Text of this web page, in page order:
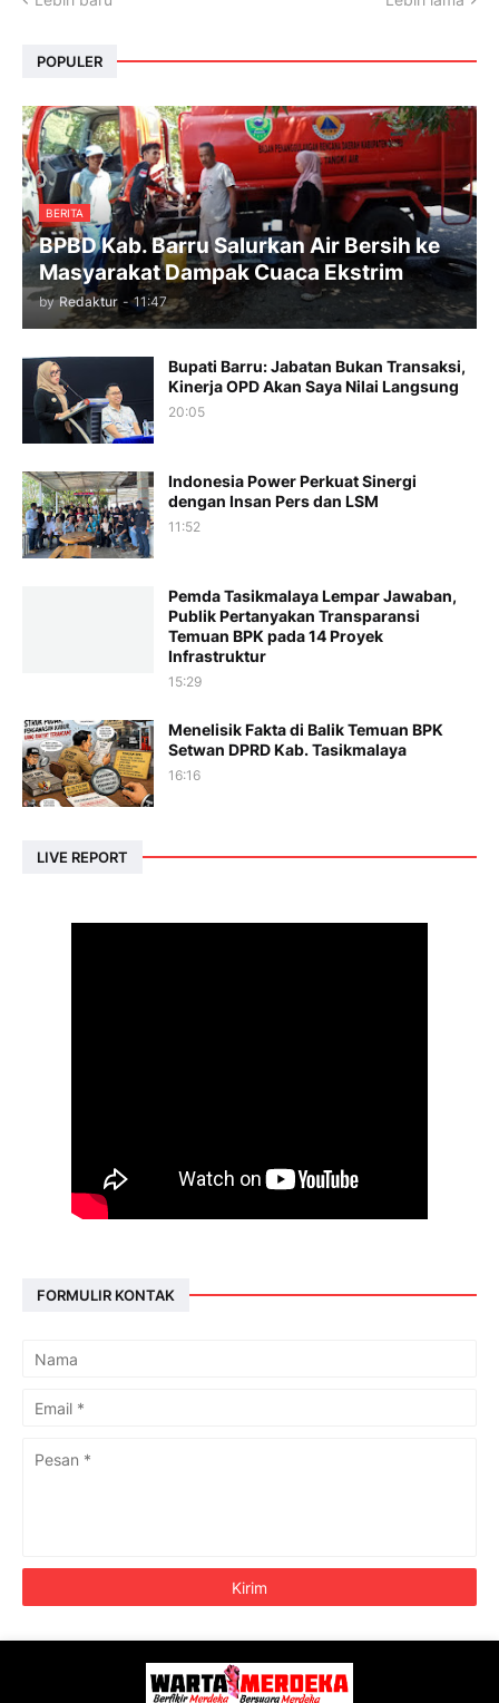
POPULER
BERITA
BPBD Kab. Barru Salurkan Air Bersih ke
Masyarakat Dampak Cuaca Ekstrim
by Redaktur - 11:47
Bupati Barru: Jabatan Bukan Transaksi,
Kinerja OPD Akan Saya Nilai Langsung
20:05
Indonesia Power Perkuat Sinergi
dengan Insan Pers dan LSM
11:52
Pemda Tasikmalaya Lempar Jawaban,
Publik Pertanyakan Transparansi
Temuan BPK pada 14 Proyek
Infrastruktur
15:29
Menelisik Fakta di Balik Temuan BPK
Setwan DPRD Kab. Tasikmalaya
16:16
LIVE REPORT
FORMULIR KONTAK